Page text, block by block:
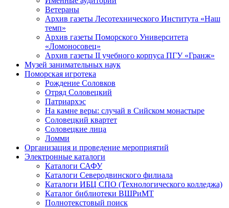
Ветераны
Архив газеты Лесотехнического Института «Наш
темп»
Архив газеты Поморского Университета
«Ломоносовец»
Архив газеты II учебного корпуса ПГУ «Гранж»
Музей занимательных наук
Поморская игротека
Рождение Соловков
Отряд Соловецкий
Патриархэс
На камне веры: случай в Сийском монастыре
Соловецкий квартет
Соловецкие лица
Ломми
Организация и проведение мероприятий
Электронные каталоги
Каталоги САФУ
Каталоги Северодвинского филиала
Каталоги ИБЦ СПО (Технологического колледжа)
Каталог библиотеки ВШРиМТ
Полнотекстовый поиск